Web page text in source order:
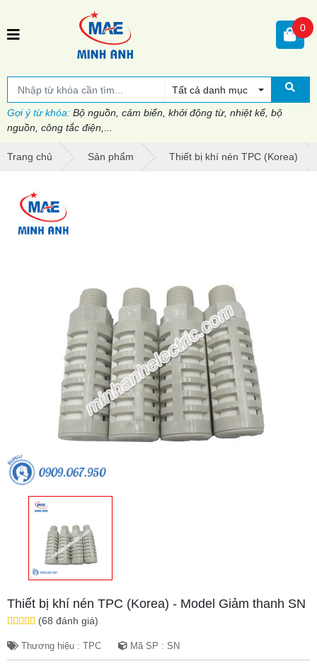
Tất cả danh mục
Gợi ý từ khóa: Bộ nguồn, cảm biến, khởi động từ, nhiệt kế, bộ
nguồn, công tắc điện,...
0
Trang chủ Sản phẩm Thiết bị khí nén TPC (Korea)
Thiết bị khí nén TPC (Korea) - Model Giảm thanh SN
(68 đánh giá)
Thương hiệu : TPC Mã SP : SN